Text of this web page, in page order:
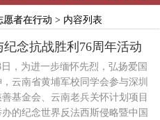
愿者在行动 > 内容列表
念抗战胜利76周年活动
日，为进一步缅怀先烈，弘扬爱国
云南省黄埔军校同学会参与深圳
基金会、云南老兵关怀计划项目
的纪念世界反法西斯侵略暨中国